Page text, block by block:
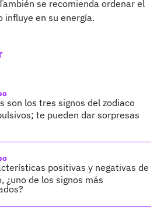
se recomienda ordenar el
influye en su energía.
son los tres signos del zodiaco
te pueden dar sorpresas
positivas y negativas de
¿uno de los signos más